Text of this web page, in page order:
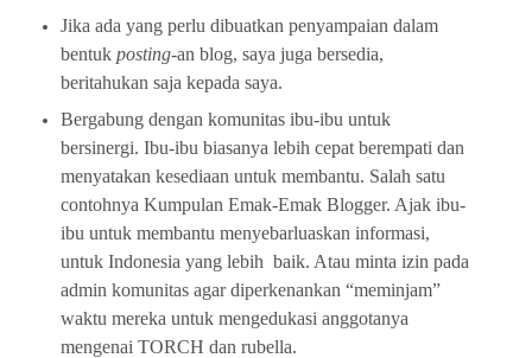
Jika ada yang perlu dibuatkan penyampaian dalam
bentuk posting-an blog, saya juga bersedia,
beritahukan saja kepada saya.
Bergabung dengan komunitas ibu-ibu untuk
bersinergi. Ibu-ibu biasanya lebih cepat berempati dan
menyatakan kesediaan untuk membantu. Salah satu
contohnya Kumpulan Emak-Emak Blogger. Ajak ibu-
ibu untuk membantu menyebarluaskan informasi,
untuk Indonesia yang lebih baik. Atau minta izin pada
admin komunitas agar diperkenankan “meminjam”
waktu mereka untuk mengedukasi anggotanya
mengenai TORCH dan rubella.